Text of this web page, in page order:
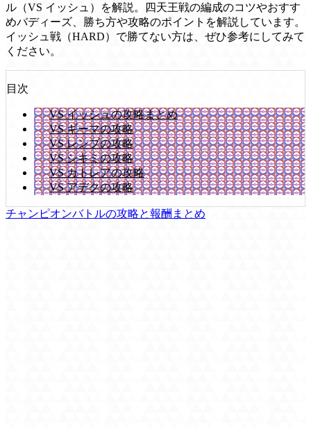
ル（VS イッシュ）を解説。四天王戦の編成のコツやおすす
めバディーズ、勝ち方や攻略のポイントを解説しています。
イッシュ戦（HARD）で勝てない方は、ぜひ参考にしてみて
ください。
目次
VS イッシュの攻略まとめ
VS ギーマの攻略
VS レンブの攻略
VS シキミの攻略
VS カトレアの攻略
VS アデクの攻略
チャンピオンバトルの攻略と報酬まとめ